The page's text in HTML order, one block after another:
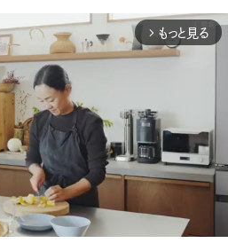
arrow_forward_ios もっと見る